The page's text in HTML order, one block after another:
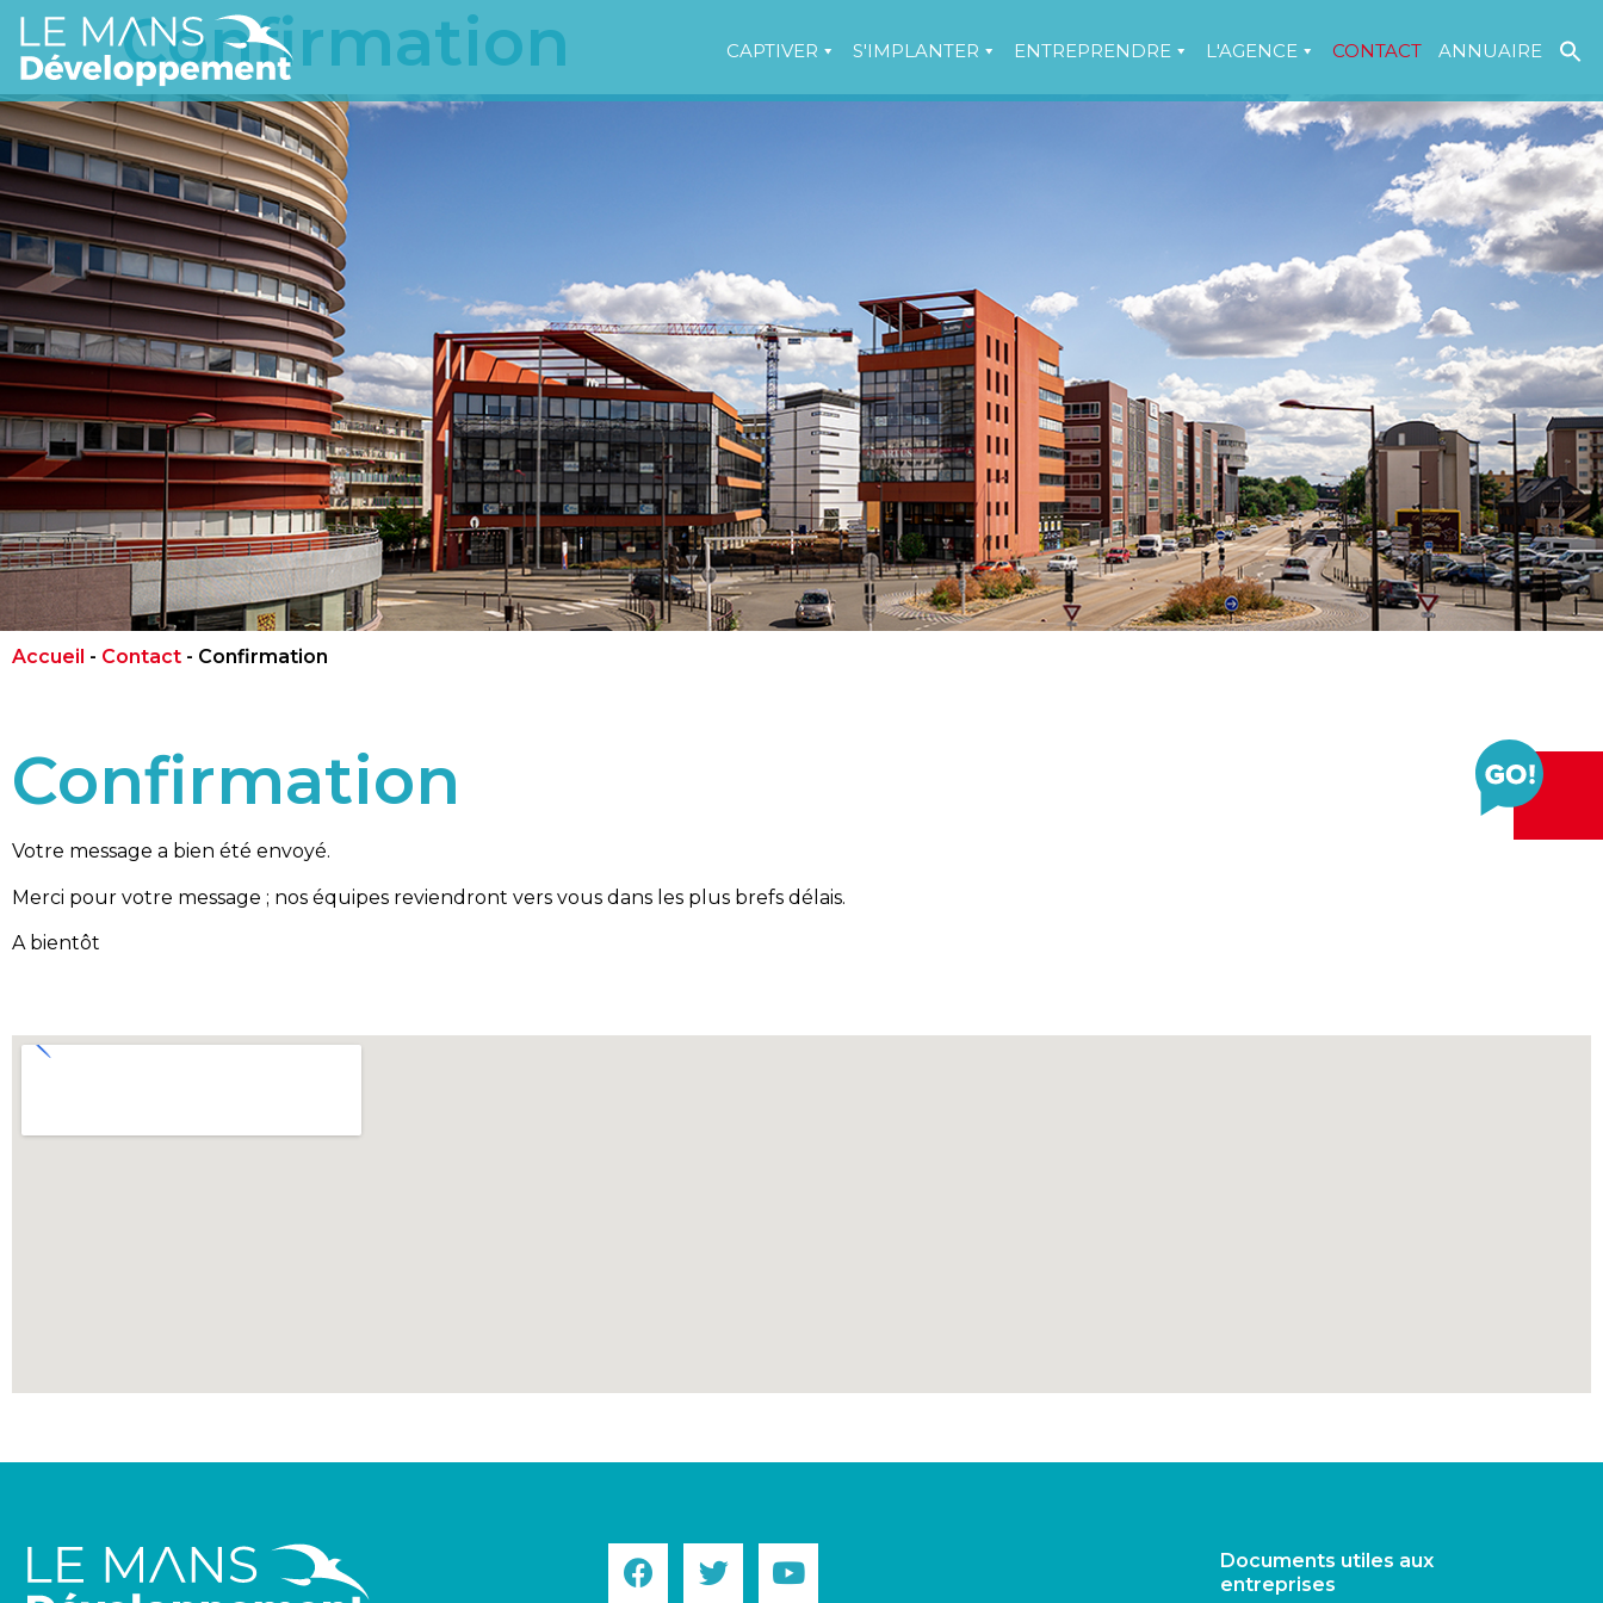
CAPTIVER S'IMPLANTER ENTREPRENDRE L'AGENCE CONTACT ANNUAIRE
Confirmation
Accueil - Contact - Confirmation
Confirmation
Votre message a bien été envoyé.
Merci pour votre message ; nos équipes reviendront vers vous dans les plus brefs délais.
A bientôt
Documents utiles aux
entreprises